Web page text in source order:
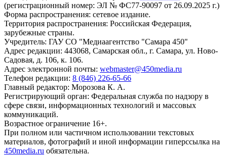
(регистрационный номер: ЭЛ № ФС77-90097 от 26.09.2025 г.)
Форма распространения: сетевое издание.
Территория распространения: Российская Федерация,
зарубежные страны.
Учредитель: ГАУ СО "Медиаагентство "Самара 450"
Адрес редакции: 443068, Самарская обл., г. Самара, ул. Ново-
Садовая, д. 106, к. 106.
Адрес электронной почты: webmaster@450media.ru
Телефон редакции: 8 (846) 226-65-66
Главный редактор: Морозова К. А.
Регистрирующий орган: Федеральная служба по надзору в
сфере связи, информационных технологий и массовых
коммуникаций.
Возрастное ограничение 16+.
При полном или частичном использовании текстовых
материалов, фотографий и иной информации гиперссылка на
450media.ru обязательна.